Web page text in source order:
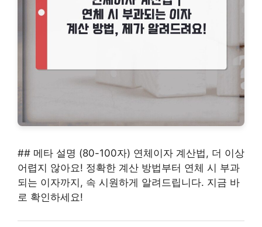
## 메타 설명 (80-100자) 연체이자 계산법, 더 이상
어렵지 않아요! 정확한 계산 방법부터 연체 시 부과
되는 이자까지, 속 시원하게 알려드립니다. 지금 바
로 확인하세요!